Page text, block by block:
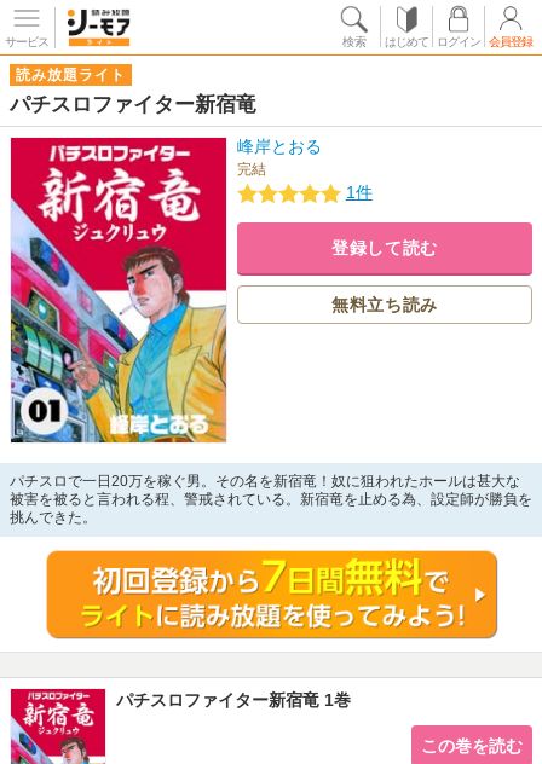
サービス 検索 はじめて ログイン 会員登録
読み放題ライト
パチスロファイター新宿竜
峰岸とおる
完結
1件
登録して読む
無料立ち読み
パチスロで一日20万を稼ぐ男。その名を新宿竜！奴に狙われたホールは甚大な
被害を被ると言われる程、警戒されている。新宿竜を止める為、設定師が勝負を
挑んできた。
パチスロファイター新宿竜 1巻
この巻を読む